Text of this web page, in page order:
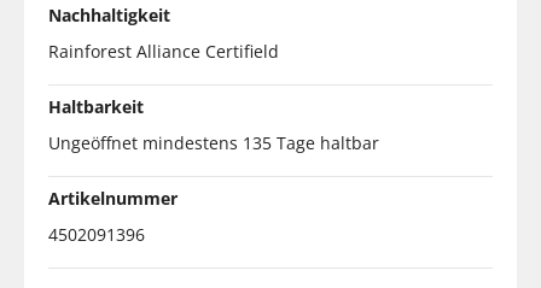
Nachhaltigkeit
Rainforest Alliance Certifield
Haltbarkeit
Ungeöffnet mindestens 135 Tage haltbar
Artikelnummer
4502091396